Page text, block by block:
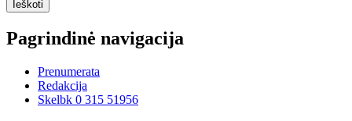
Pagrindinė navigacija
Prenumerata
Redakcija
Skelbk 0 315 51956